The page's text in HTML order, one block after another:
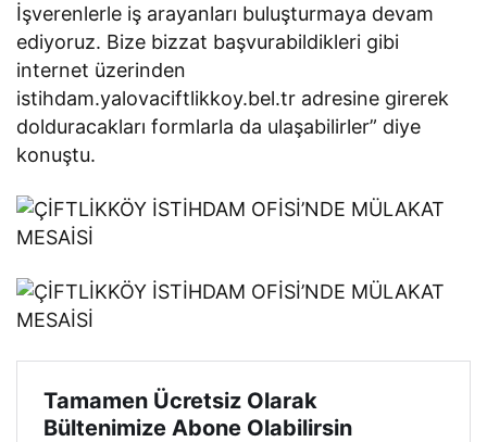
İşverenlerle iş arayanları buluşturmaya devam
ediyoruz. Bize bizzat başvurabildikleri gibi
internet üzerinden
istihdam.yalovaciftlikkoy.bel.tr adresine girerek
dolduracakları formlarla da ulaşabilirler” diye
konuştu.
Tamamen Ücretsiz Olarak
Bültenimize Abone Olabilirsin